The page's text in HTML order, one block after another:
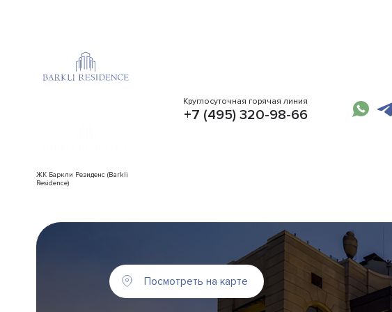
ЖК Баркли Резиденс (Barkli
Residence)
Круглосуточная горячая линия
+7 (495) 320-98-66
Посмотреть на карте